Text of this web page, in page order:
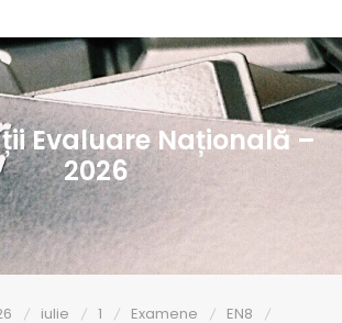
Evaluare Națională –
2026
iulie 1 Examene
EN8